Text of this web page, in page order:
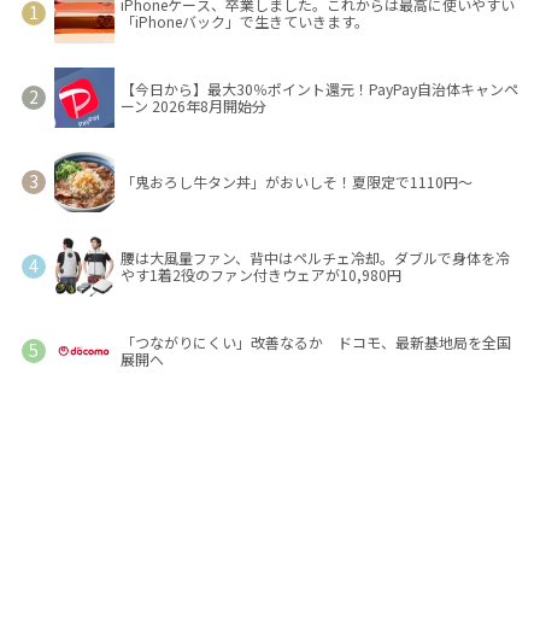
iPhoneケース、卒業しました。これからは最高に使いやすい
「iPhoneバック」で生きていきます。
【今日から】最大30％ポイント還元！PayPay自治体キャンペ
ーン 2026年8月開始分
「鬼おろし牛タン丼」がおいしそ！夏限定で1110円～
腰は大風量ファン、背中はペルチェ冷却。ダブルで身体を冷
やす1着2役のファン付きウェアが10,980円
「つながりにくい」改善なるか ドコモ、最新基地局を全国
展開へ